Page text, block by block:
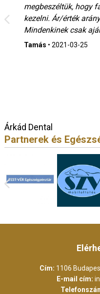
megbeszéltük, hogy
kezelni. Ár/érték
Mindenkinek csak
Tamás • 2021-03-25
Árkád Dental
Partnerek és
Cím: 1106
E-mail cím: